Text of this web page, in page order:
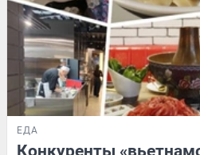
ЕДА
Конкуренты